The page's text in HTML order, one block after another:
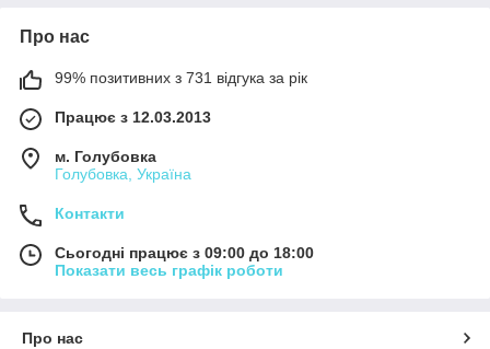
высококачественных материалом.
Про нас
99% позитивних з 731 відгука за рік
Працює з 12.03.2013
м. Голубовка
Голубовка, Україна
Контакти
Сьогодні працює з 09:00 до 18:00
Показати весь графік роботи
Про нас